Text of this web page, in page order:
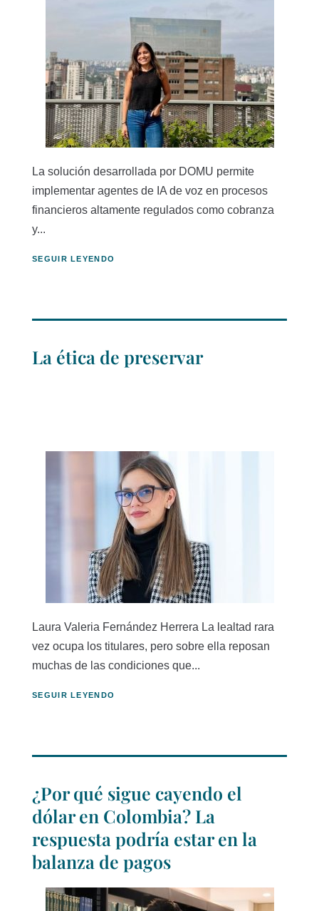
La solución desarrollada por DOMU permite
implementar agentes de IA de voz en procesos
financieros altamente regulados como cobranza
y...
SEGUIR LEYENDO
La ética de preservar
Laura Valeria Fernández Herrera La lealtad rara
vez ocupa los titulares, pero sobre ella reposan
muchas de las condiciones que...
SEGUIR LEYENDO
¿Por qué sigue cayendo el
dólar en Colombia? La
respuesta podría estar en la
balanza de pagos